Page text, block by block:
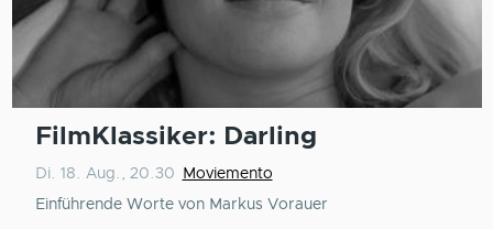
FilmKlassiker: Darling
Di. 18. Aug., 20.30
Moviemento
Einführende Worte von Markus Vorauer